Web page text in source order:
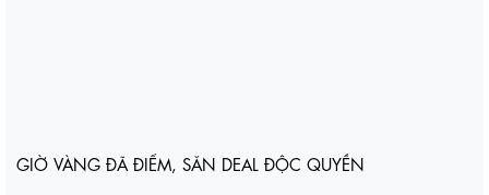
GIỜ VÀNG ĐÃ ĐIỂM, SĂN DEAL ĐỘC QUYỀN